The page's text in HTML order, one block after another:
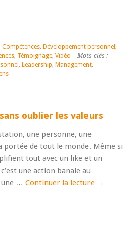
Compétences, Développement personnel ,
, Témoignage, Vidéo | Mots-clés :
, Leadership, Management,
oublier les valeurs
une personne, une
de tout le monde. Même si
tout avec un like et un
une action banale au
une … Continuer la lecture →